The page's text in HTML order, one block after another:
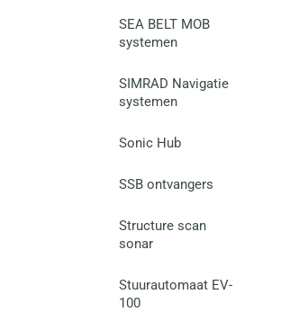
SEA BELT MOB
systemen
SIMRAD Navigatie
systemen
Sonic Hub
SSB ontvangers
Structure scan
sonar
Stuurautomaat EV-
100